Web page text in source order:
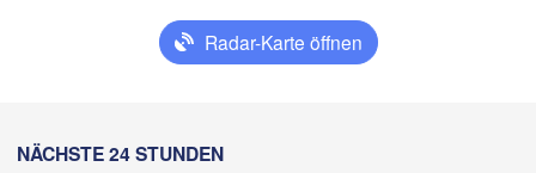
Radar-Karte öffnen
NÄCHSTE 24 STUNDEN
Tuxtla Gutiérrez
Ciudad del Carmen Chetumal